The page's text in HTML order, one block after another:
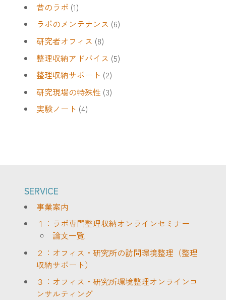
昔のラボ (1)
ラボのメンテナンス (6)
研究者オフィス (8)
整理収納アドバイス (5)
整理収納サポート (2)
研究現場の特殊性 (3)
実験ノート (4)
SERVICE
事業案内
１：ラボ専門整理収納オンラインセミナー
論文一覧
２：オフィス・研究所の訪問環境整理（整理
収納サポート）
３：オフィス・研究所環境整理オンラインコ
ンサルティング